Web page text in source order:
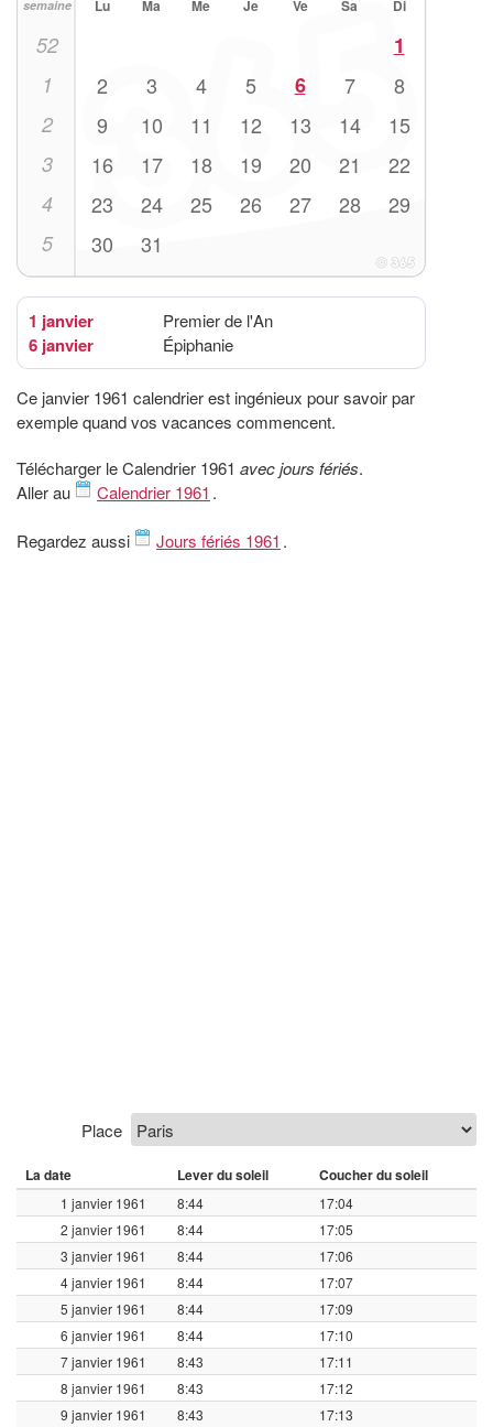
semaine Lu Ma Me Je Ve Sa Di
52 1
1 2 3 4 5 6 7 8
2 9 10 11 12 13 14 15
3 16 17 18 19 20 21 22
4 23 24 25 26 27 28 29
5 30 31
1 janvier Premier de l'An
6 janvier Épiphanie
Ce janvier 1961 calendrier est ingénieux pour savoir par
exemple quand vos vacances commencent.
Télécharger le Calendrier 1961 avec jours fériés.
Aller au
Calendrier 1961 .
Regardez aussi Jours fériés 1961 .
Place
La date Lever du soleil Coucher du soleil
1 janvier 1961 8:44
17:04
2 janvier 1961
8:44
17:05
3 janvier 1961
8:44
17:06
4 janvier 1961
8:44
17:07
5 janvier 1961
8:44
17:09
6 janvier 1961
8:44
17:10
7 janvier 1961
8:43
17:11
8 janvier 1961
8:43
17:12
9 janvier 1961
8:43 17:13